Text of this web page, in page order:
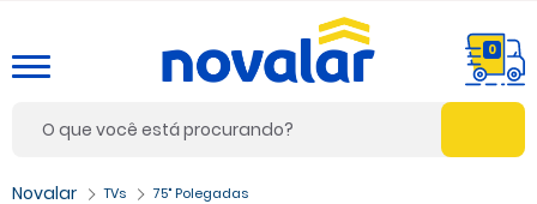
0
TVs 75" Polegadas